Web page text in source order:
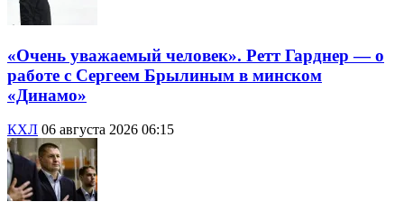
«Очень уважаемый человек». Ретт Гарднер — о
работе с Сергеем Брылиным в минском
«Динамо»
КХЛ 06 августа 2026 06:15